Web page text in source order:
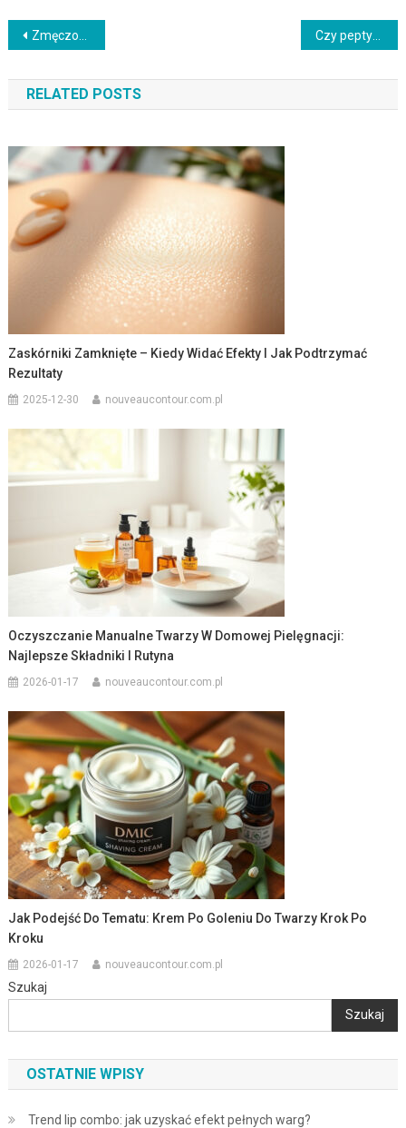
Nawigacja
wpisu
Zmęczona poszarzała cera w domowej pielęgnacji: najlepsze składniki i rutyna Czy peptydy w kosmetykach jest bezpieczne? Przeciwwskazania i skutki uboczne
RELATED POSTS
Zaskórniki Zamknięte – Kiedy Widać Efekty I Jak Podtrzymać
Rezultaty
2025-12-30 nouveaucontour.com.pl
Oczyszczanie Manualne Twarzy W Domowej Pielęgnacji:
Najlepsze Składniki I Rutyna
2026-01-17 nouveaucontour.com.pl
Jak Podejść Do Tematu: Krem Po Goleniu Do Twarzy Krok Po
Kroku
2026-01-17 nouveaucontour.com.pl
Szukaj
Szukaj
OSTATNIE WPISY
Trend lip combo: jak uzyskać efekt pełnych warg?